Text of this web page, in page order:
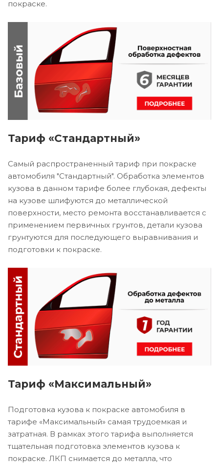
покраске.
Тариф «Стандартный»
Самый распространенный тариф при покраске
автомобиля "Стандартный". Обработка элементов
кузова в данном тарифе более глубокая, дефекты
на кузове шлифуются до металлической
поверхности, место ремонта восстанавливается с
применением первичных грунтов, детали кузова
грунтуются для последующего выравнивания и
подготовки к покраске.
Тариф «Максимальный»
Подготовка кузова к покраске автомобиля в
тарифе «Максимальный» самая трудоемкая и
затратная. В рамках этого тарифа выполняется
тщательная подготовка элементов кузова к
покраске. ЛКП снимается до металла, что